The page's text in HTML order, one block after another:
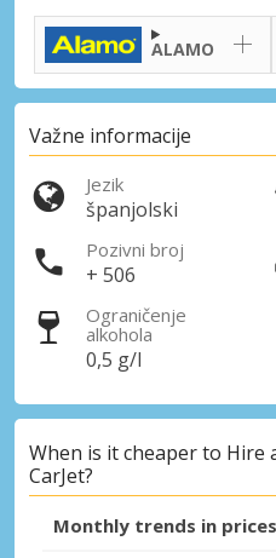
ALAMO
Važne informacije
Jezik
španjolski
Pozivni broj
+ 506
Ograničenje
alkohola
0,5 g/l
When is it cheaper to Hire
CarJet?
Monthly trends in